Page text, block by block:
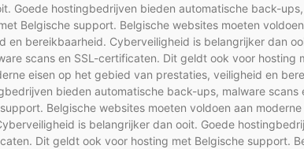
Goede hostingbedrijven bieden automatische back-
Belgische support. Belgische websites moeten
en bereikbaarheid. Cyberveiligheid is belangrijker dan
scans en SSL-certificaten. Dit geldt ook voor hosting
eisen op het gebied van prestaties, veiligheid en
bieden automatische back-ups, malware scans
Belgische websites moeten voldoen aan
is belangrijker dan ooit. Goede
Dit geldt ook voor hosting met Belgische support.